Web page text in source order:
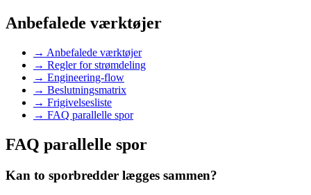
Anbefalede værktøjer
→ Anbefalede værktøjer
→ Regler for strømdeling
→ Engineering-flow
→ Beslutningsmatrix
→ Frigivelsesliste
→ FAQ parallelle spor
FAQ parallelle spor
Kan to sporbredder lægges sammen?